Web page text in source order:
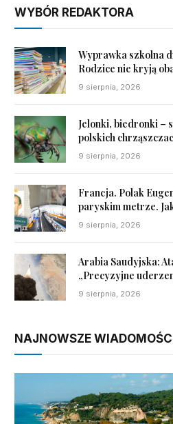
WYBÓR REDAKTORA
Wyprawka szkolna
Rodzice nie kryją
9 sierpnia, 2026
Jelonki, biedronki –
polskich
9 sierpnia, 2026
Francja. Polak
paryskim metrze.
9 sierpnia, 2026
Arabia Saudyjska:
„Precyzyjne
9 sierpnia, 2026
NAJNOWSZE WIADOMOŚCI